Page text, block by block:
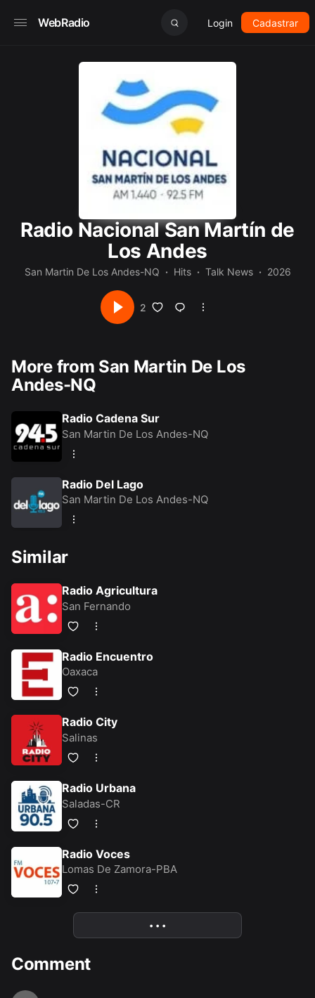
WebRadio Login Cadastrar
Radio Nacional San Martín de
Los Andes
San Martin De Los Andes-NQ Hits Talk News 2026
2
More from San Martin De Los
Andes-NQ
Radio Cadena Sur
San Martin De Los Andes-NQ
Radio Del Lago
San Martin De Los Andes-NQ
Similar
Radio Agricultura
San Fernando
Radio Encuentro
Oaxaca
Radio City
Salinas
Radio Urbana
Saladas-CR
Radio Voces
Lomas De Zamora-PBA
• • •More
Comment